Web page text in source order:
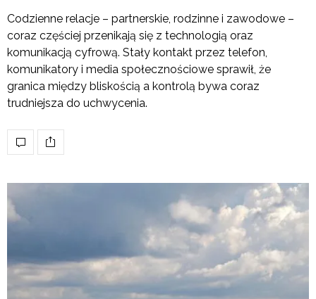
Codzienne relacje – partnerskie, rodzinne i zawodowe –
coraz częściej przenikają się z technologią oraz
komunikacją cyfrową. Stały kontakt przez telefon,
komunikatory i media społecznościowe sprawił, że
granica między bliskością a kontrolą bywa coraz
trudniejsza do uchwycenia.